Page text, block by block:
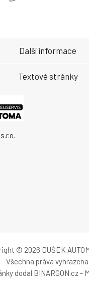
Další informace
Textové stránky
© 2026 DUŠEK
Všechna práva vyhrazena.
dodal BINARGON.cz-